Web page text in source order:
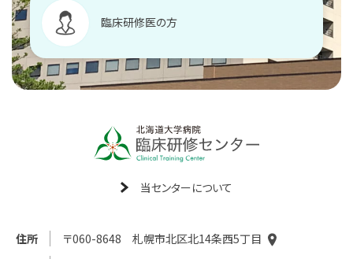
臨床研修医の方
当センターについて
住所
〒060-8648 札幌市北区北14条西5丁目